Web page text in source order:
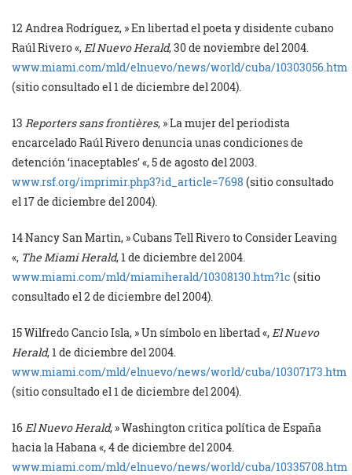
12 Andrea Rodríguez, » En libertad el poeta y disidente cubano
Raúl Rivero «,El Nuevo Herald, 30 de noviembre del 2004.
www.miami.com/mld/elnuevo/news/world/cuba/10303056.htm
(sitio consultado el 1 de diciembre del 2004).
13 Reporters sans frontières, » La mujer del periodista
encarcelado Raúl Rivero denuncia unas condiciones de
detención ‘inaceptables’ «, 5 de agosto del 2003.
www.rsf.org/imprimir.php3?id_article=7698 (sitio consultado
el 17 de diciembre del 2004).
14Nancy San Martin, » Cubans Tell Rivero to Consider Leaving
«, The Miami Herald, 1 de diciembre del 2004.
www.miami.com/mld/miamiherald/10308130.htm?1c (sitio
consultado el 2 de diciembre del 2004).
15Wilfredo Cancio Isla, » Un símbolo en libertad «,El Nuevo
Herald, 1 de diciembre del 2004.
www.miami.com/mld/elnuevo/news/world/cuba/10307173.htm
(sitio consultado el 1 de diciembre del 2004).
16El Nuevo Herald, » Washington critica política de España
hacia la Habana «, 4 de diciembre del 2004.
www.miami.com/mld/elnuevo/news/world/cuba/10335708.htm